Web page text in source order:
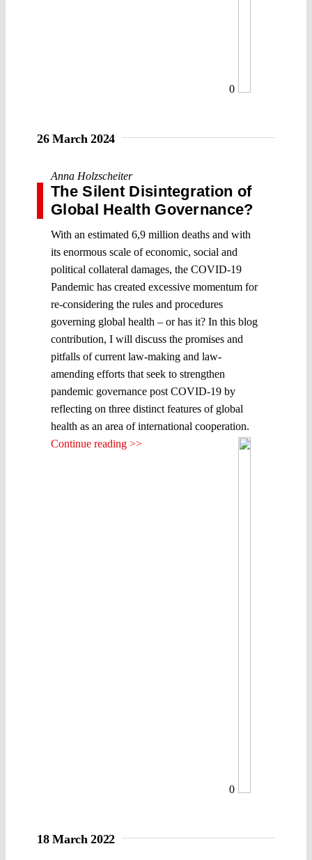
0
26 March 2024
Anna Holzscheiter
The Silent Disintegration of
Global Health Governance?
With an estimated 6,9 million deaths and with
its enormous scale of economic, social and
political collateral damages, the COVID-19
Pandemic has created excessive momentum for
re-considering the rules and procedures
governing global health – or has it? In this blog
contribution, I will discuss the promises and
pitfalls of current law-making and law-
amending efforts that seek to strengthen
pandemic governance post COVID-19 by
reflecting on three distinct features of global
health as an area of international cooperation.
Continue reading >>
0
18 March 2022